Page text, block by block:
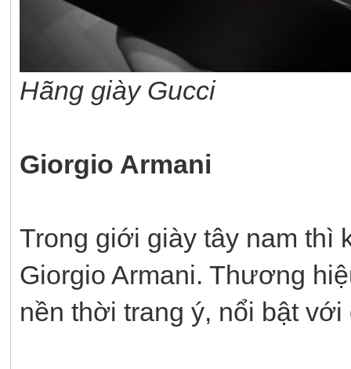
Hãng giày Gucci
Giorgio Armani
Trong giới giày tây nam thì
Giorgio Armani. Thương
nền thời trang ý, nổi bật